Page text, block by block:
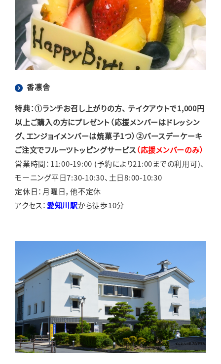
香凛舎
特典：①ランチお召し上がりの方、 テイクアウトで1,000円
以上ご購入の方にプレゼント（応援メンバーはドレッシン
グ、エンジョイメンバーは焼菓子1つ）②バースデーケーキ
ご注文でフルーツトッピングサービス（応援メンバーのみ）
営業時間：11:00-19:00 (予約により21:00までの利用可)、
モーニング平日7:30-10:30、土日8:00-10:30
定休日：月曜日，他不定休
アクセス： 愛知川駅から徒歩10分